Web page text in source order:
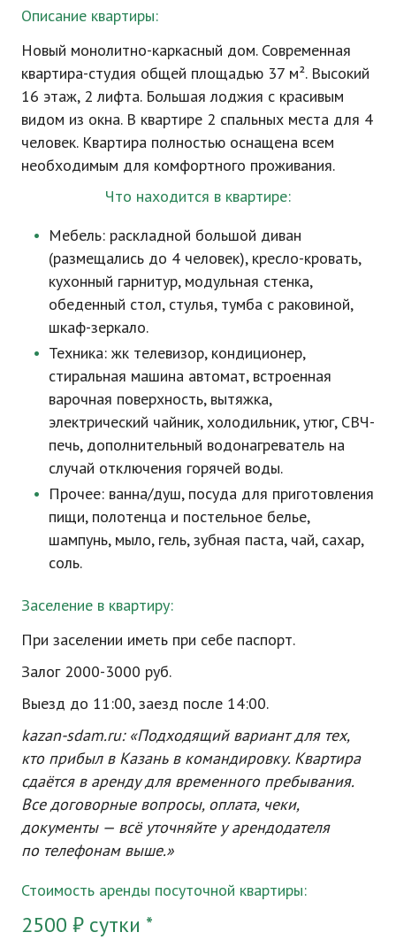
Описание квартиры:
Новый монолитно-каркасный дом. Современная
квартира-студия общей площадью 37 м². Высокий
16 этаж, 2 лифта. Большая лоджия с красивым
видом из окна. В квартире 2 спальных места для 4
человек. Квартира полностью оснащена всем
необходимым для комфортного проживания.
Что находится в квартире:
Мебель: раскладной большой диван
(размещались до 4 человек), кресло-кровать,
кухонный гарнитур, модульная стенка,
обеденный стол, стулья, тумба с раковиной,
шкаф-зеркало.
Техника: жк телевизор, кондиционер,
стиральная машина автомат, встроенная
варочная поверхность, вытяжка,
электрический чайник, холодильник, утюг, СВЧ-
печь, дополнительный водонагреватель на
случай отключения горячей воды.
Прочее: ванна/душ, посуда для приготовления
пищи, полотенца и постельное белье,
шампунь, мыло, гель, зубная паста, чай, сахар,
соль.
Заселение в квартиру:
При заселении иметь при себе паспорт.
Залог 2000-3000 руб.
Выезд до 11:00, заезд после 14:00.
kazan-sdam.ru: «Подходящий вариант для тех,
кто прибыл в Казань в командировку. Квартира
сдаётся в аренду для временного пребывания.
Все договорные вопросы, оплата, чеки,
документы — всё уточняйте у арендодателя
по телефонам выше.»
Стоимость аренды посуточной квартиры:
2500 ₽ сутки *